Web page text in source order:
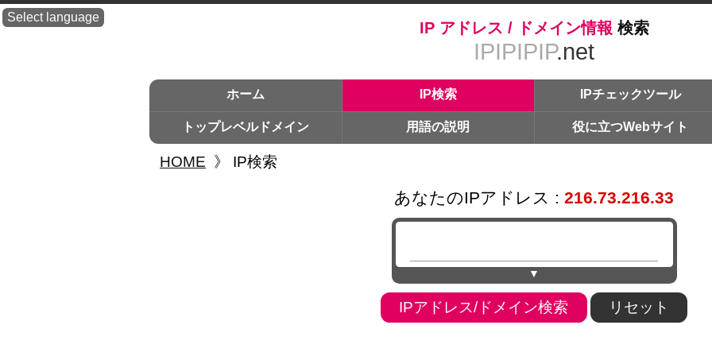
Select language
IP アドレス / ドメイン情報 検索
IPIPIPIP.net
ホーム IP検索 IPチェックツール
トップレベルドメイン 用語の説明 役に立つWebサイト
HOME 》 IP検索
あなたのIPアドレス : 216.73.216.33
▼